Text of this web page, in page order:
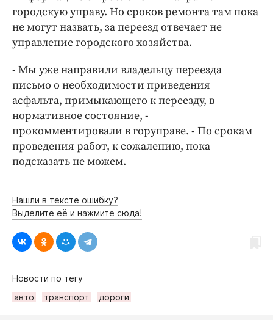
Работодатель года
городскую управу. Но сроков ремонта там пока
не могут назвать, за переезд отвечает не
управление городского хозяйства.
- Мы уже направили владельцу переезда
письмо о необходимости приведения
асфальта, примыкающего к переезду, в
нормативное состояние, -
прокомментировали в горуправе. - По срокам
проведения работ, к сожалению, пока
подсказать не можем.
Нашли в тексте ошибку?
Выделите её и нажмите сюда!
Новости по тегу
авто
транспорт дороги